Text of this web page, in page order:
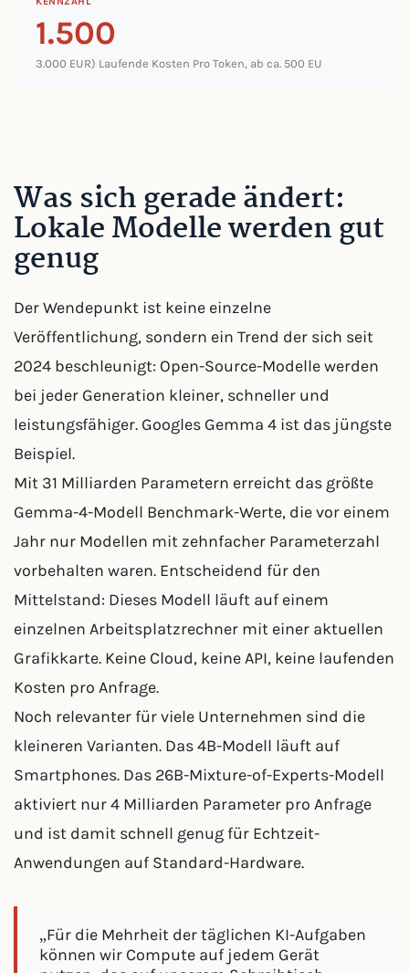
1.500
3.000 EUR) Laufende Kosten Pro Token, ab ca. 500 EU
Was sich gerade ändert:
Lokale Modelle werden gut
genug
Der Wendepunkt ist keine einzelne
Veröffentlichung, sondern ein Trend der sich seit
2024 beschleunigt: Open-Source-Modelle werden
bei jeder Generation kleiner, schneller und
leistungsfähiger. Googles Gemma 4 ist das jüngste
Beispiel.
Mit 31 Milliarden Parametern erreicht das größte
Gemma-4-Modell Benchmark-Werte, die vor einem
Jahr nur Modellen mit zehnfacher Parameterzahl
vorbehalten waren. Entscheidend für den
Mittelstand: Dieses Modell läuft auf einem
einzelnen Arbeitsplatzrechner mit einer aktuellen
Grafikkarte. Keine Cloud, keine API, keine laufenden
Kosten pro Anfrage.
Noch relevanter für viele Unternehmen sind die
kleineren Varianten. Das 4B-Modell läuft auf
Smartphones. Das 26B-Mixture-of-Experts-Modell
aktiviert nur 4 Milliarden Parameter pro Anfrage
und ist damit schnell genug für Echtzeit-
Anwendungen auf Standard-Hardware.
„Für die Mehrheit der täglichen KI-Aufgaben
können wir Compute auf jedem Gerät